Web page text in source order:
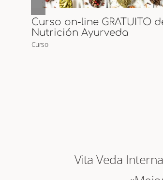
Taller de Tantra “Despierta
todo el amor que habita
en ti”